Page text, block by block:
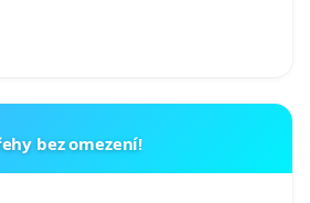
bez omezení!